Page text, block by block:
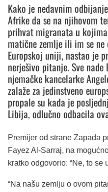
Kako je nedavnim
Afrike da se na njihovom
prihvat migranata u
matične zemlje ili im se
Europskoj uniji, nastao je
nerješivo pitanje. Sve
njemačke kancelarke
zalaže za jedinstveno
propale su kada je
Libija, odlučno odbacila
Premijer od strane Zapada
Fayez Al-Sarraj, na
kratko odgovorio: “Ne, to se
“Na našu zemlju o ovom